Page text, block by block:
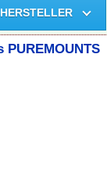
HERSTELLER